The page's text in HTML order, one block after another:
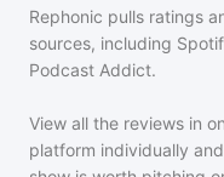
Rephonic pulls ratings
sources, including
Podcast Addict.
View all the reviews in
platform individually